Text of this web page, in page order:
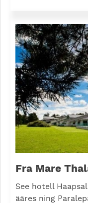
Fra Mare
See hotell
ääres ning